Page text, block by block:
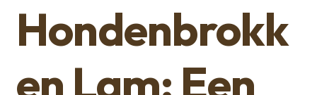
Hondenbrokk
en Lam: Een